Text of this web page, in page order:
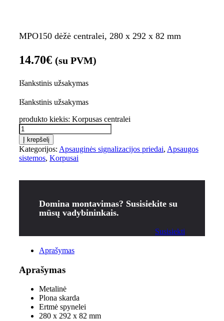
MPO150 dėžė centralei, 280 x 292 x 82 mm
14.70€ (su PVM)
Išankstinis užsakymas
Išankstinis užsakymas
produkto kiekis: Korpusas centralei
Į krepšelį
Kategorijos: Apsauginės signalizacijos priedai, Apsaugos
sistemos, Korpusai
Domina montavimas? Susisiekite su
mūsų vadybininkais.
Susisiekti
Aprašymas
Aprašymas
Metalinė
Plona skarda
Ertmė spynelei
280 x 292 x 82 mm